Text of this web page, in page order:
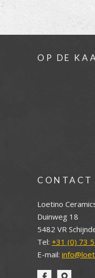
OP DE
CONTACT
Loetino
Duinweg 18
5482 VR
Tel: +31 (0) 73
E-mail: